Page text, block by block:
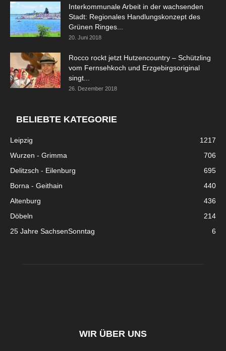
Interkommunale Arbeit in der wachsenden
Stadt: Regionales Handlungskonzept des
Grünen Ringes...
20. Juni 2018
Rocco rockt jetzt Hutzencountry – Schützling
vom Fernsehkoch und Erzgebirgsoriginal
singt...
26. Dezember 2018
BELIEBTE KATEGORIE
Leipzig
1217
Wurzen - Grimma
706
Delitzsch - Eilenburg
695
Borna - Geithain
440
Altenburg
436
Döbeln
214
25 Jahre SachsenSonntag
6
WIR ÜBER UNS